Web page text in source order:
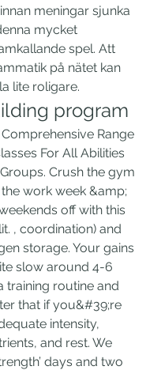
meningar sjunka
mycket
spel. Att
på nätet kan
lite roligare.
program
For All Abilities
Crush the gym
work week &amp;
off with this
, coordination) and
storage. Your gains
slow around 4-6
training routine and
that if you&#39;re
intensity,
and rest. We
days and two